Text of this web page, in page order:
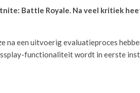
Battle Royale. Na veel kritiek
na een uitvoerig evaluatieproces
functionaliteit wordt in eerste